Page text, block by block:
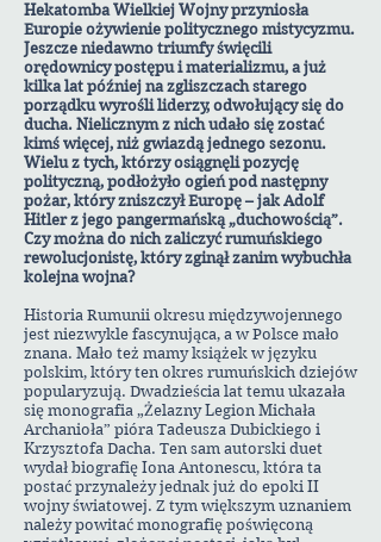
Hekatomba Wielkiej Wojny przyniosła
Europie ożywienie politycznego mistycyzmu.
Jeszcze niedawno triumfy święcili
orędownicy postępu i materializmu, a już
kilka lat później na zgliszczach starego
porządku wyrośli liderzy, odwołujący się do
ducha. Nielicznym z nich udało się zostać
kimś więcej, niż gwiazdą jednego sezonu.
Wielu z tych, którzy osiągnęli pozycję
polityczną, podłożyło ogień pod następny
pożar, który zniszczył Europę – jak Adolf
Hitler z jego pangermańską „duchowością”.
Czy można do nich zaliczyć rumuńskiego
rewolucjonistę, który zginął zanim wybuchła
kolejna wojna?
Historia Rumunii okresu międzywojennego
jest niezwykle fascynująca, a w Polsce mało
znana. Mało też mamy książek w języku
polskim, który ten okres rumuńskich dziejów
popularyzują. Dwadzieścia lat temu ukazała
się monografia „Żelazny Legion Michała
Archanioła” pióra Tadeusza Dubickiego i
Krzysztofa Dacha. Ten sam autorski duet
wydał biografię Iona Antonescu, która ta
postać przynależy jednak już do epoki II
wojny światowej. Z tym większym uznaniem
należy powitać monografię poświęconą